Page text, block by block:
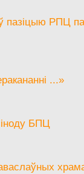
пазіцыю РПЦ
...»
БПЦ